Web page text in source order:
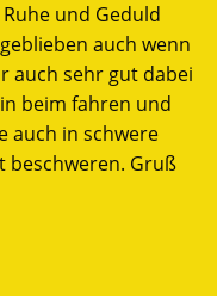
und Geduld
auch wenn
auch sehr gut dabei
beim fahren und
auch in schwere
beschweren. Gruß